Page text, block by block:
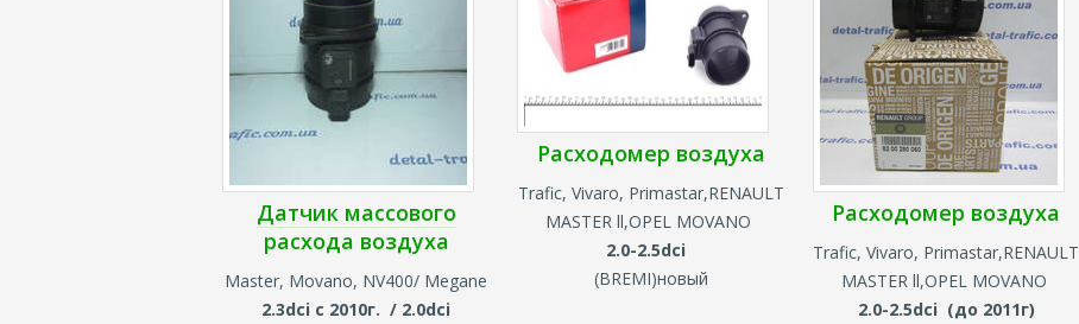
Датчик массового
расхода воздуха
Master, Movano, NV400/ Megane
2.3dci с 2010г. / 2.0dci
Расходомер воздуха
Trafic, Vivaro, Primastar,RENAULT
MASTER ll,OPEL MOVANO
2.0-2.5dci
(BREMI)новый
Расходомер воздуха
Trafic, Vivaro, Primastar,RENAULT
MASTER ll,OPEL MOVANO
2.0-2.5dci (до 2011г)